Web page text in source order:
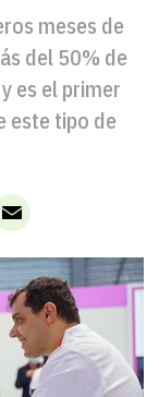
meses de
del 50% de
es el primer
este tipo de
Email